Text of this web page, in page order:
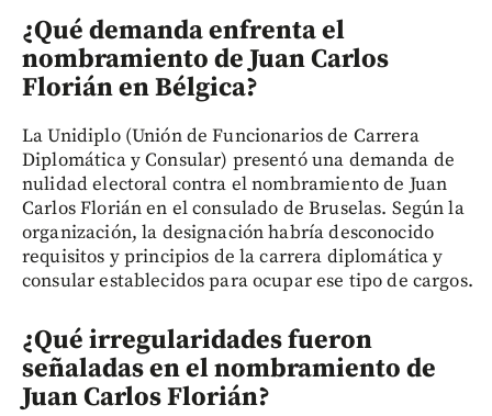
¿Qué demanda enfrenta el
nombramiento de Juan Carlos
Florián en Bélgica?
La Unidiplo (Unión de Funcionarios de Carrera
Diplomática y Consular) presentó una demanda de
nulidad electoral contra el nombramiento de Juan
Carlos Florián en el consulado de Bruselas. Según la
organización, la designación habría desconocido
requisitos y principios de la carrera diplomática y
consular establecidos para ocupar ese tipo de cargos.
¿Qué irregularidades fueron
señaladas en el nombramiento de
Juan Carlos Florián?